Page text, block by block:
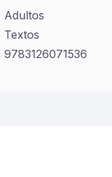
Adultos
Textos
9783126071536